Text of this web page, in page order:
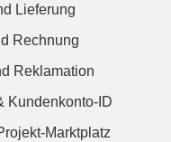
Lieferung
Rechnung
Reklamation
Kundenkonto-ID
Marktplatz